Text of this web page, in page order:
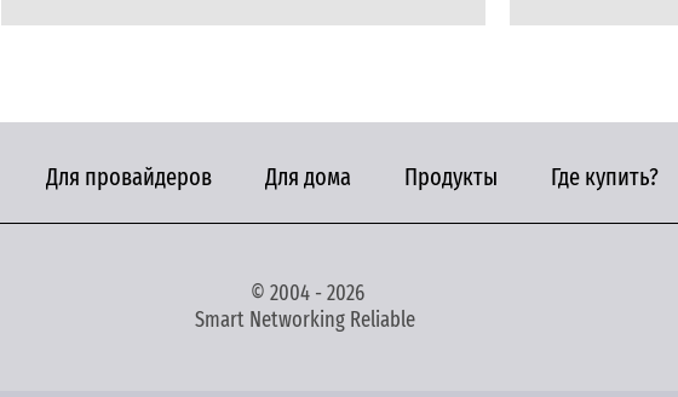
Для провайдеров Для дома Продукты Где купить?
© 2004 - 2026
Smart Networking Reliable